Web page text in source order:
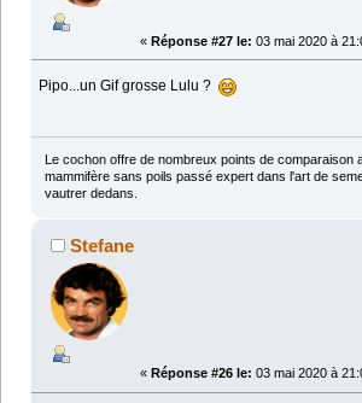
« Réponse #27 le: 03 mai 2020 à
Pipo...un Gif grosse Lulu ?
Le cochon offre de nombreux points de comparaison
mammifère sans poils passé expert dans l'art de
vautrer dedans.
Stefane
« Réponse #26 le: 03 mai 2020 à